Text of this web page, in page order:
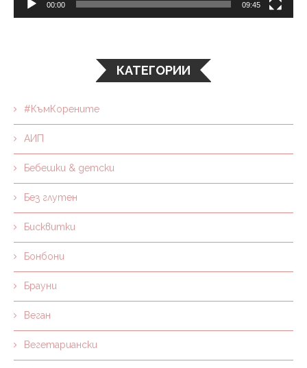
00:00 09:45
КАТЕГОРИИ
#КъмКорените
АИП
Бебешки & детски
Без глутен
Бисквитки
Бонбони
Брауни
Веган
Вегетариански